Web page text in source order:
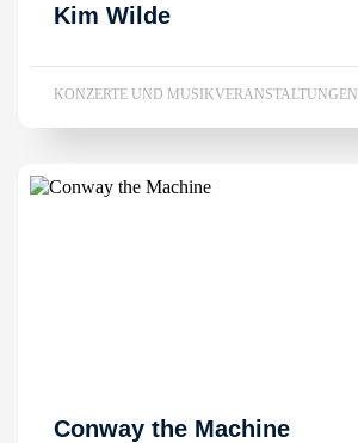
Kim Wilde
KONZERTE UND MUSIKVERANSTALTUNGEN
Conway the Machine